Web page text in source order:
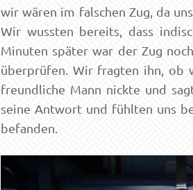
wir wären im falschen Zug, da
Wir wussten bereits, dass
Minuten später war der Zug
überprüfen. Wir fragten ihn, ob
freundliche Mann nickte und
seine Antwort und fühlten uns
befanden.